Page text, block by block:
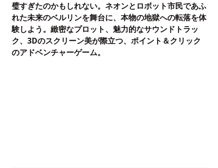
璧すぎたのかもしれない。ネオンとロボット市民であふ
れた未来のベルリンを舞台に、本物の地獄への転落を体
験しよう。緻密なプロット、魅力的なサウンドトラッ
ク、3Dのスクリーン美が際立つ、ポイント＆クリック
のアドベンチャーゲーム。